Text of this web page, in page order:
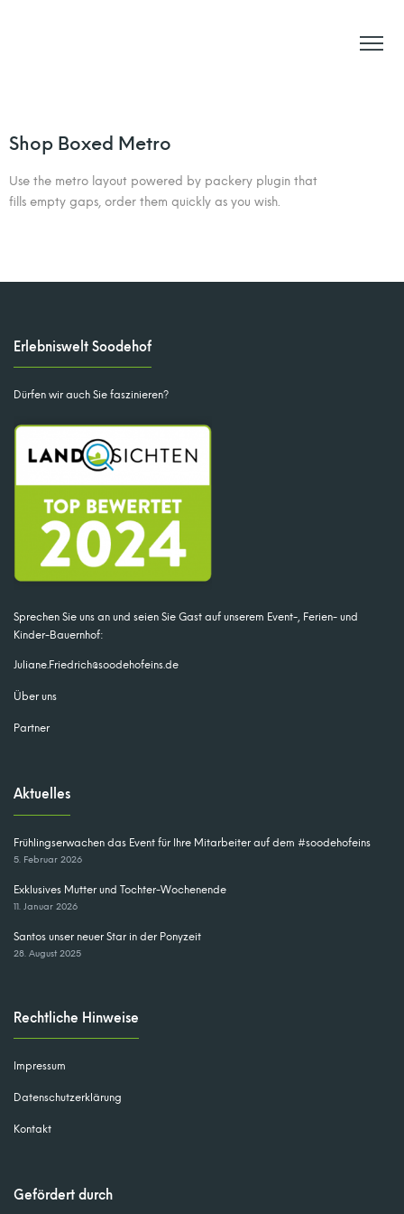
Shop Boxed Metro
Use the metro layout powered by packery plugin that
fills empty gaps, order them quickly as you wish.
Erlebniswelt Soodehof
Dürfen wir auch Sie faszinieren?
Sprechen Sie uns an und seien Sie Gast auf unserem Event-, Ferien- und
Kinder-Bauernhof:
Juliane.Friedrich@soodehofeins.de
Über uns
Partner
Aktuelles
Frühlingserwachen das Event für Ihre Mitarbeiter auf dem #soodehofeins
5. Februar 2026
Exklusives Mutter und Tochter-Wochenende
11. Januar 2026
Santos unser neuer Star in der Ponyzeit
28. August 2025
Rechtliche Hinweise
Impressum
Datenschutzerklärung
Kontakt
Gefördert durch